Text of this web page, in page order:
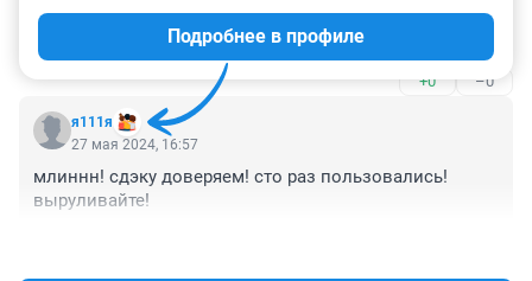
Зависли две посылки с саженцами, сдохнут,
+0 –0
я111я
Подробнее в профиле
27 мая 2024, 16:57
млиннн! сдэку доверяем! сто раз пользовались!
выруливайте!